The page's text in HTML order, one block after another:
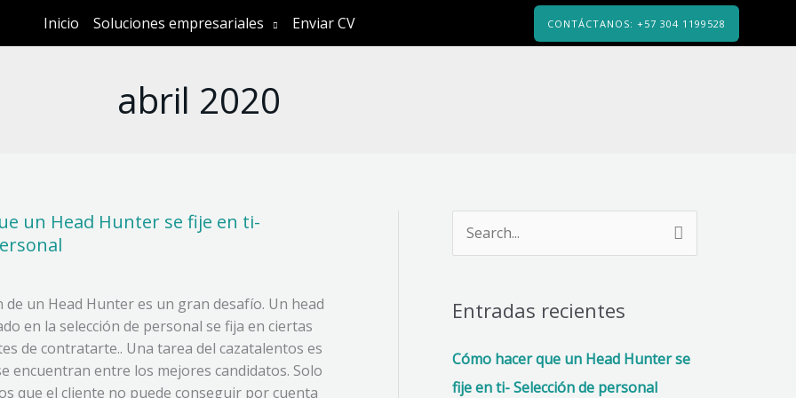
Inicio Soluciones empresariales Enviar CV CONTÁCTANOS: +57 304 1199528
abril 2020
un Head Hunter se fije en ti-
de un Head Hunter es un gran desafío. Un head
en la selección de personal se fija en ciertas
de contratarte.. Una tarea del cazatalentos es
encuentran entre los mejores candidatos. Solo
que el cliente no puede conseguir por cuenta
c
a
r
Entradas recientes
Cómo hacer que un Head Hunter se
fije en ti- Selección de personal